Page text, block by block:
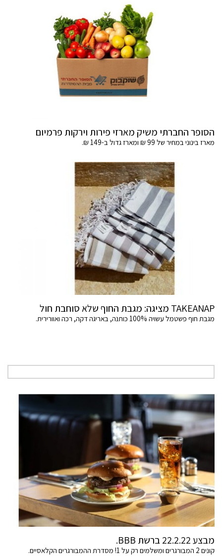
הסופר החברתי משיק מארזי פירות וירקות פרמיום
מארז בינוני במחיר של 99 ₪ ומארז גדול ב-149 ₪.
TAKEANAP מציגה: מגבת החוף שלא סוחבת חול
מגבת חוף פשטמל עשויה 100% כותנה, באריגה דקה, רכה ואוורירית.
מבצע 22.2.22 ברשת BBB.
קונים 2 המבורגרים ומשלמים רק על 1! מסדרת ההמבורגרים הקלאסיים.